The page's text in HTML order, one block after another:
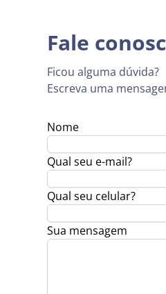
Fale
Ficou alguma dúvida?
Escreva uma
Nome
Qual seu e-mail?
Qual seu celular?
Sua mensagem